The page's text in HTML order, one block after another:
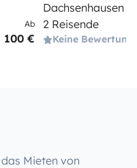
Ab
100 €
Dachsenhausen
2 Reisende
Keine Bewertung
Mieten von